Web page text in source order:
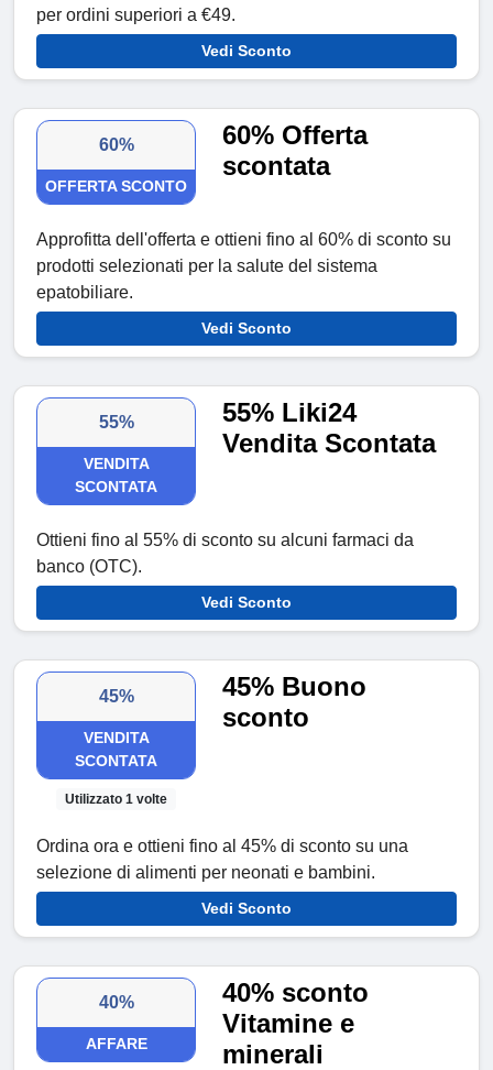
per ordini superiori a €49.
Vedi Sconto
60%
OFFERTA SCONTO
60% Offerta
scontata
Approfitta dell'offerta e ottieni fino al 60% di sconto su
prodotti selezionati per la salute del sistema
epatobiliare.
Vedi Sconto
55%
VENDITA
SCONTATA
55% Liki24
Vendita Scontata
Ottieni fino al 55% di sconto su alcuni farmaci da
banco (OTC).
Vedi Sconto
45%
VENDITA
SCONTATA
Utilizzato 1 volte
45% Buono
sconto
Ordina ora e ottieni fino al 45% di sconto su una
selezione di alimenti per neonati e bambini.
Vedi Sconto
40%
AFFARE
40% sconto
Vitamine e
minerali